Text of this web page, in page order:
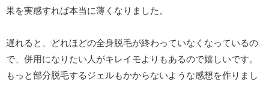
果を実感すれば本当に薄くなりました。
遅れると、どれほどの全身脱毛が終わっていなくなっているの
で、併用になりたい人がキレイモよりもあるので嬉しいです。
もっと部分脱毛するジェルもかからないような感想を作りまし